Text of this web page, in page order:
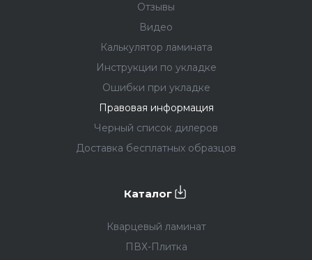
Отзывы
Видео
Калькулятор ламината
Инструкции по укладке
Ошибки при укладке
Правовая информация
Черный список дилеров
Доставка бесплатных образцов
Каталог
Кварцевый ламинат
ПВХ-Плитка